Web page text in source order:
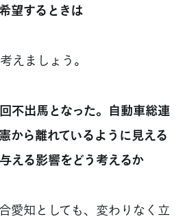
望するときは
えましょう。
不出馬となった。自動車総連
から離れているように見える
える影響をどう考えるか
愛知としても、変わりなく立